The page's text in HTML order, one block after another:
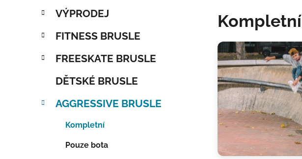
Postranní panel
Přeskočit kategorie
Kategorie
VÝPRODEJ
FITNESS BRUSLE
FREESKATE BRUSLE
DĚTSKÉ BRUSLE
AGGRESSIVE BRUSLE
Kompletní
Pouze bota
Kompletní